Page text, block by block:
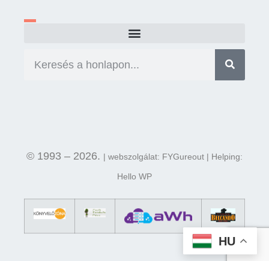
© 1993 – 2026. | webszolgálat: FYGureout | Helping:
Hello WP
HU